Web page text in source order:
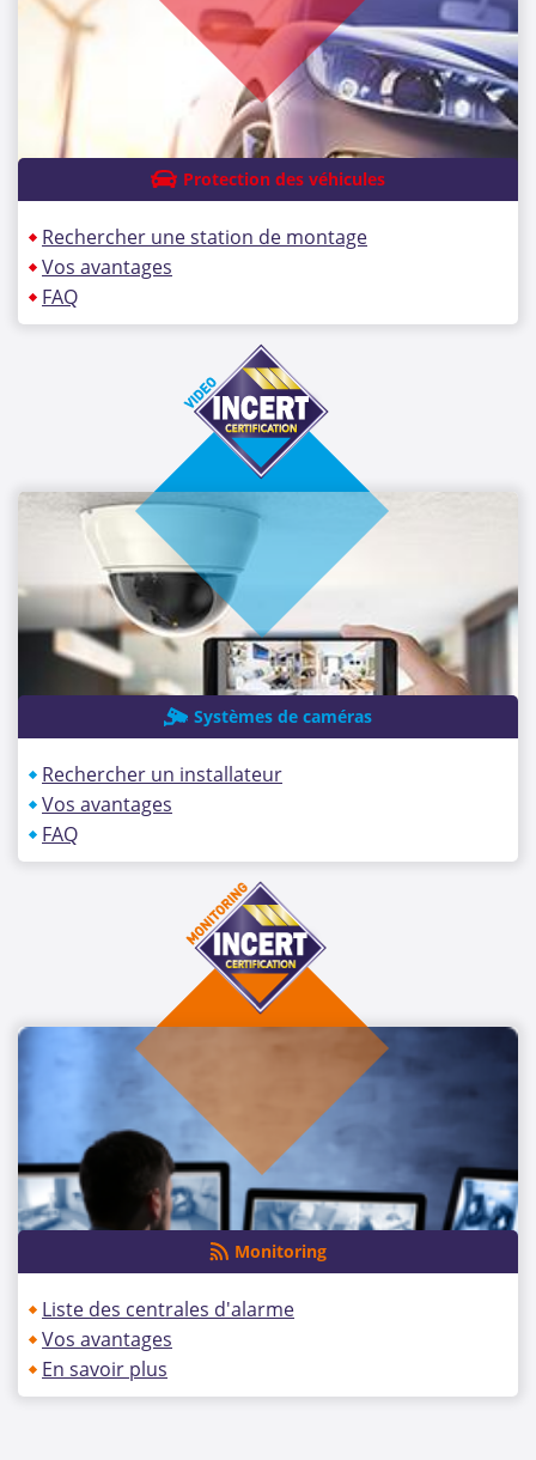
Protection des véhicules
Rechercher une station de montage
Vos avantages
FAQ
Systèmes de caméras
Rechercher un installateur
Vos avantages
FAQ
Monitoring
Liste des centrales d'alarme
Vos avantages
En savoir plus